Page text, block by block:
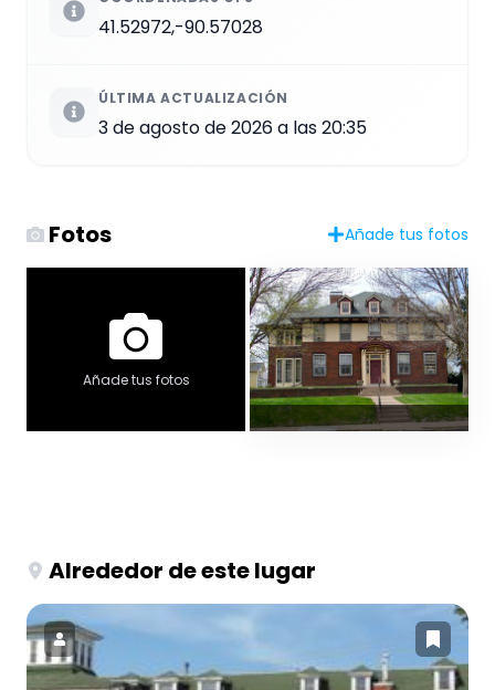
41.52972,-90.57028
ÚLTIMA ACTUALIZACIÓN
3 de agosto de 2026 a las 20:35
Fotos Añade tus fotos
Añade tus fotos
Alrededor de este lugar